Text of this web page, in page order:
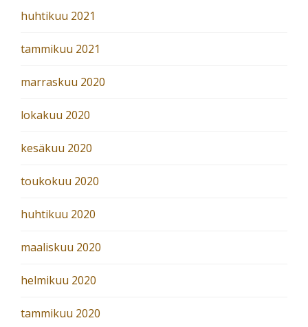
huhtikuu 2021
tammikuu 2021
marraskuu 2020
lokakuu 2020
kesäkuu 2020
toukokuu 2020
huhtikuu 2020
maaliskuu 2020
helmikuu 2020
tammikuu 2020